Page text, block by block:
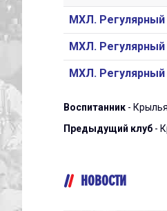
МХЛ. Регулярный
МХЛ. Регулярный
МХЛ. Регулярный
Воспитанник -
Предыдущий клуб -
НОВОСТИ